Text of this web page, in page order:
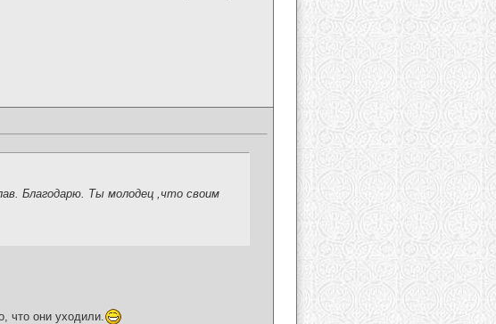
Благодарю. Ты молодец ,что своим
что они уходили.